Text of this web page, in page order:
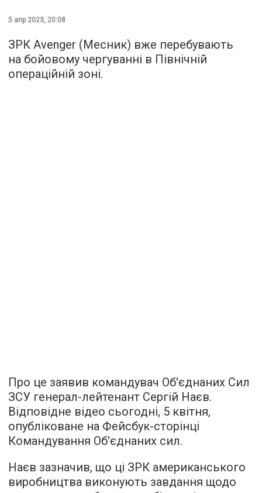
5 апр 2023, 20:08
ЗРК Avenger (Месник) вже перебувають
на бойовому чергуванні в Північній
операційній зоні.
Про це заявив командувач Об'єднаних Сил
ЗСУ генерал-лейтенант Сергій Наєв.
Відповідне відео сьогодні, 5 квітня,
опубліковане на Фейсбук-сторінці
Командування Об'єднаних сил.
Наєв зазначив, що ці ЗРК американського
виробництва виконують завдання щодо